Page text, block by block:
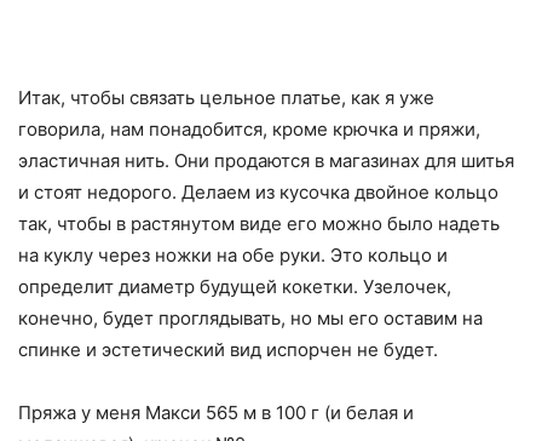
Итак, чтобы связать цельное платье, как я уже
говорила, нам понадобится, кроме крючка и пряжи,
эластичная нить. Они продаются в магазинах для шитья
и стоят недорого. Делаем из кусочка двойное кольцо
так, чтобы в растянутом виде его можно было надеть
на куклу через ножки на обе руки. Это кольцо и
определит диаметр будущей кокетки. Узелочек,
конечно, будет проглядывать, но мы его оставим на
спинке и эстетический вид испорчен не будет.
Пряжа у меня Макси 565 м в 100 г (и белая и